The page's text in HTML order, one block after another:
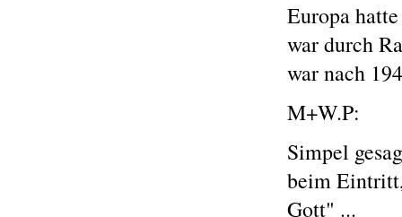
Europa
war durch
war nach
M+W.P:
Simpel
beim
Gott" ...